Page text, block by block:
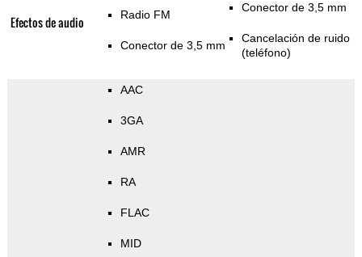
Efectos de audio Radio FM
Conector de 3,5 mm
Conector de 3,5 mm
Cancelación de ruido
(teléfono)
AAC
3GA
AMR
RA
FLAC
MID